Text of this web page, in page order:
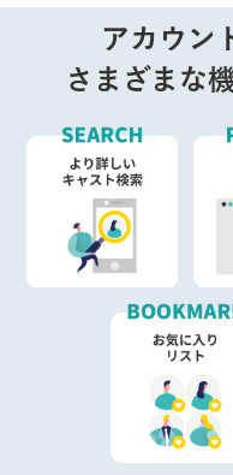
アカウン
さまざまな